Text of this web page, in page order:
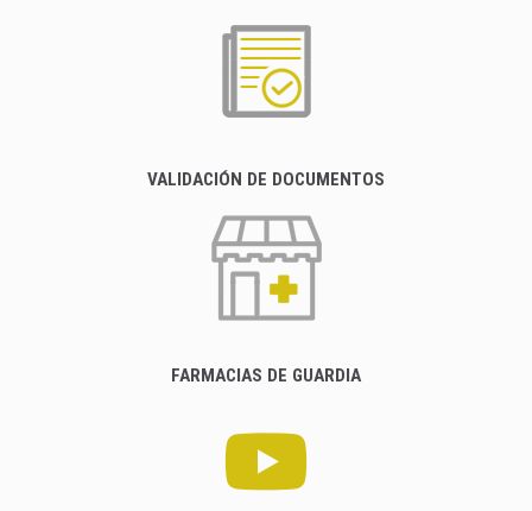
VALIDACIÓN DE DOCUMENTOS
FARMACIAS DE GUARDIA